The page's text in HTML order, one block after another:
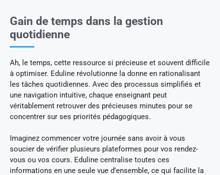
Gain de temps dans la gestion
quotidienne
Ah, le temps, cette ressource si précieuse et souvent difficile
à optimiser. Eduline révolutionne la donne en rationalisant
les tâches quotidiennes. Avec des processus simplifiés et
une navigation intuitive, chaque enseignant peut
véritablement retrouver des précieuses minutes pour se
concentrer sur ses priorités pédagogiques.
Imaginez commencer votre journée sans avoir à vous
soucier de vérifier plusieurs plateformes pour vos rendez-
vous ou vos cours. Eduline centralise toutes ces
informations en une seule vue d’ensemble, ce qui facilite la